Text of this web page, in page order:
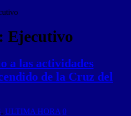
Ejecutivo
a las actividades
de la Cruz del
, ULTIMA HORA 0